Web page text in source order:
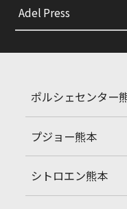
Adel Press
ポルシェセンター
プジョー熊本
シトロエン熊本